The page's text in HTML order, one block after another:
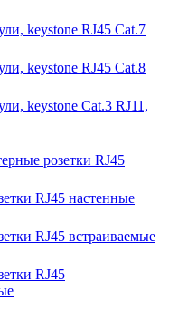
keystone RJ45 Cat.7
keystone RJ45 Cat.8
keystone Cat.3 RJ11,
розетки RJ45
RJ45 настенные
RJ45 встраиваемые
RJ45